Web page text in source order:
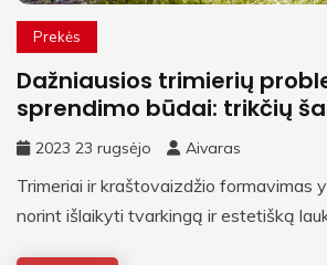
Prekės
Dažniausios trimierių
sprendimo būdai: trikčių
vadovas
2023 23 rugsėjo Aivaras
Trimeriai ir kraštovaizdžio formavimas
norint išlaikyti tvarkingą ir estetišką